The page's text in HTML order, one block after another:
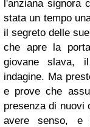
l'anziana signora
stata un tempo
il segreto delle
che apre la
giovane slava,
indagine. Ma
e prove che
presenza di nuovi
avere senso,